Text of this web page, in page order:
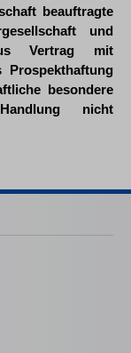
beauftragte
und
Vertrag mit
besondere
nicht